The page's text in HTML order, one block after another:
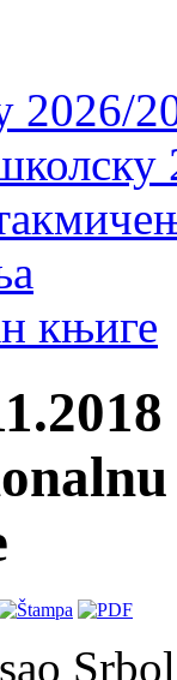
2026/
књиге